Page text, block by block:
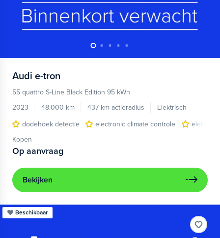
Audi e-tron
55 quattro S-Line Black Edition 95 kWh
2023
48.000 km 437 km actieradius
Elektrisch
dodehoek detectie
electronic climate controle
Kopen
Op aanvraag
Bekijken
Beschikbaar